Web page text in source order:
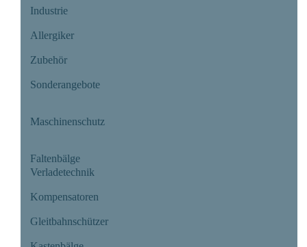
Industrie
Allergiker
Zubehör
Sonderangebote
Maschinenschutz
Faltenbälge
Verladetechnik
Kompensatoren
Gleitbahnschützer